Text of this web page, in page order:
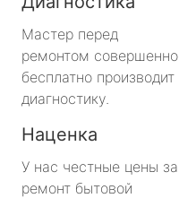
Мастер перед
ремонтом совершенно
бесплатно производит
диагностику.
Наценка
У нас честные цены за
ремонт бытовой